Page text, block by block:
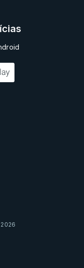
2026